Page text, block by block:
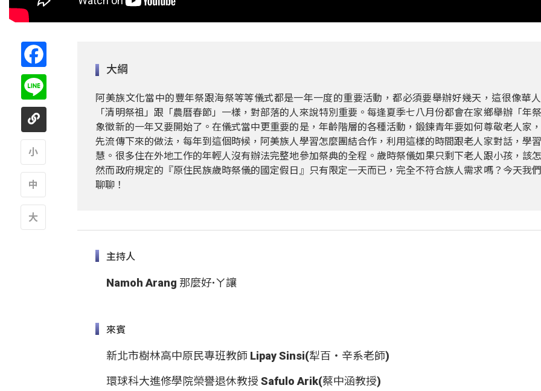
大綱
阿美族文化當中的豐年祭跟海祭等等儀式都是一年一度的重要活動，都必須要舉辦好幾天，這很像華
「清明祭祖」跟「農曆春節」一樣，對部落的人來說特別重要。每逢夏季七八月份都會在家鄉舉辦「年
象徵新的一年又要開始了。在儀式當中更重要的是，年齡階層的各種活動，鍛鍊青年要如何尊敬老人家
先流傳下來的做法，每年到這個時候，阿美族人學習怎麼團結合作，利用這樣的時間跟老人家對話，學
慧。很多住在外地工作的年輕人沒有辦法完整地參加祭典的全程。歲時祭儀如果只剩下老人跟小孩，該
然而政府規定的『原住民族歲時祭儀的國定假日』只有限定一天而已，完全不符合族人需求嗎？今天我
聊聊！
主持人
Namoh Arang 那麼好·ㄚ讓
來賓
新北市樹林高中原民專班教師 Lipay Sinsi(犁百‧辛系老師)
環球科大進修學院榮譽退休教授 Safulo Arik(蔡中涵教授)